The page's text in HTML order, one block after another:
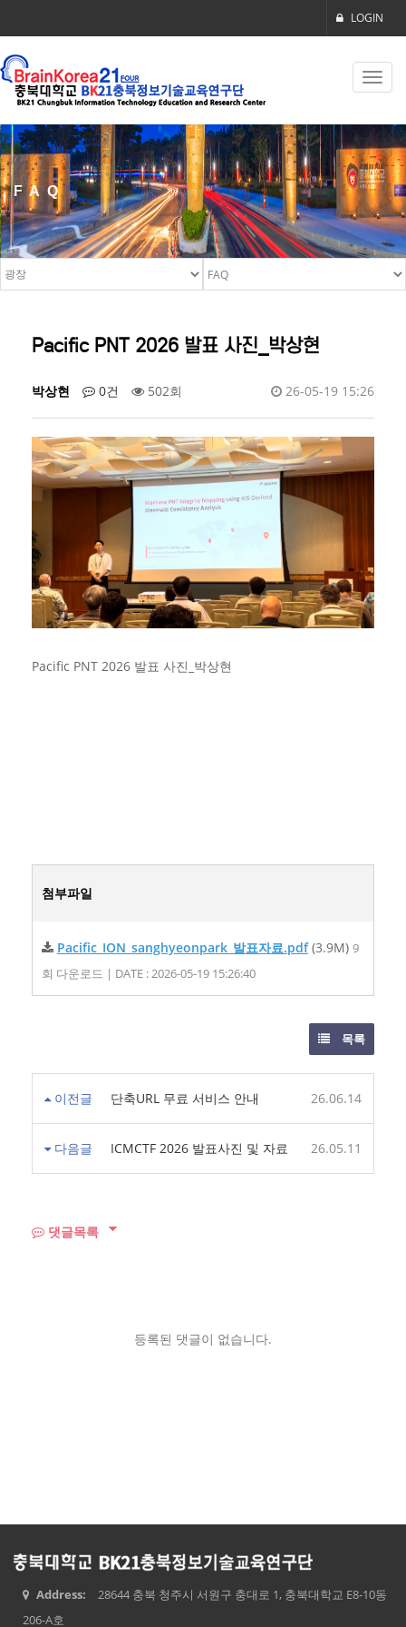
LOGIN
FAQ
Pacific PNT 2026 발표 사진_박상현
박상현 0건 502회 26-05-19 15:26
Pacific PNT 2026 발표 사진_박상현
첨부파일
Pacific_ION_sanghyeonpark_발표자료.pdf(3.9M) 9
회 다운로드 | DATE : 2026-05-19 15:26:40
목록
이전글 단축URL 무료 서비스 안내 26.06.14
다음글 ICMCTF 2026 발표사진 및 자료 26.05.11
댓글목록
등록된 댓글이 없습니다.
Address:
28644 충북 청주시 서원구 충대로 1, 충북대학교 E8-10동
206-A호